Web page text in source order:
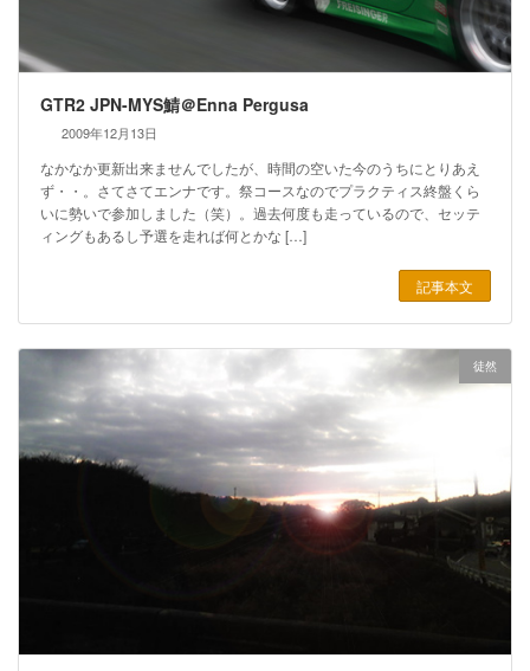
GTR2 JPN-MYS鯖＠Enna Pergusa
2009年12月13日
なかなか更新出来ませんでしたが、時間の空いた今のうちにとりあえ
ず・・。さてさてエンナです。祭コースなのでプラクティス終盤くら
いに勢いで参加しました（笑）。過去何度も走っているので、セッテ
ィングもあるし予選を走れば何とかな […]
記事本文
徒然